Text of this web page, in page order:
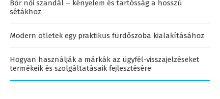
Bőr női szandál – kényelem és tartósság a hosszú
sétákhoz
Modern ötletek egy praktikus fürdőszoba kialakításához
Hogyan használják a márkák az ügyfél-visszajelzéseket
termékeik és szolgáltatásaik fejlesztésére